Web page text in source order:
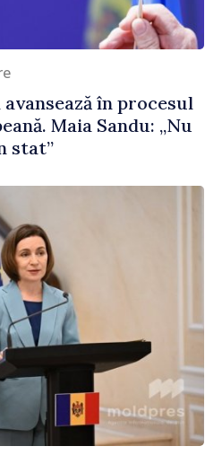
în procesul
Maia Sandu: „Nu
stat”